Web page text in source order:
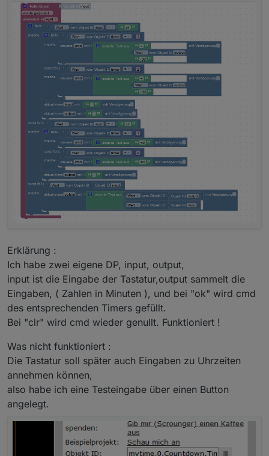
Erklärung :
Ich habe zwei eigene DP, input, output,
input ist die Eingabe der Tastatur,output sammelt die
Eingaben, ( Zahlen in Minuten ), und bei "ok" wird cmd
des entsprechenden Timers gefüllt.
Bei "clr" wird cmd wieder genullt. Funktioniert !
Was nicht funktioniert :
Die Tastatur soll später auch Eingaben zu Uhrzeiten
annehmen können,
also habe ich eine Testeingabe über einen Button
angelegt.